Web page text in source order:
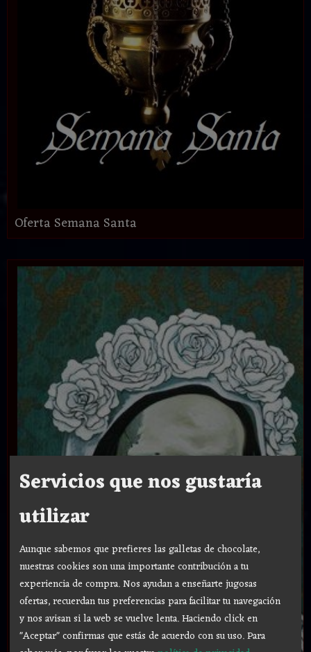
Oferta Semana Santa
Servicios que nos gustaría
utilizar
Aunque sabemos que prefieres las galletas de chocolate,
nuestras cookies son una importante contribución a tu
experiencia de compra. Nos ayudan a enseñarte jugosas
ofertas, recuerdan tus preferencias para facilitar tu navegación
y nos avisan si la web se vuelve lenta. Haciendo click en
"Aceptar" confirmas que estás de acuerdo con su uso.Para